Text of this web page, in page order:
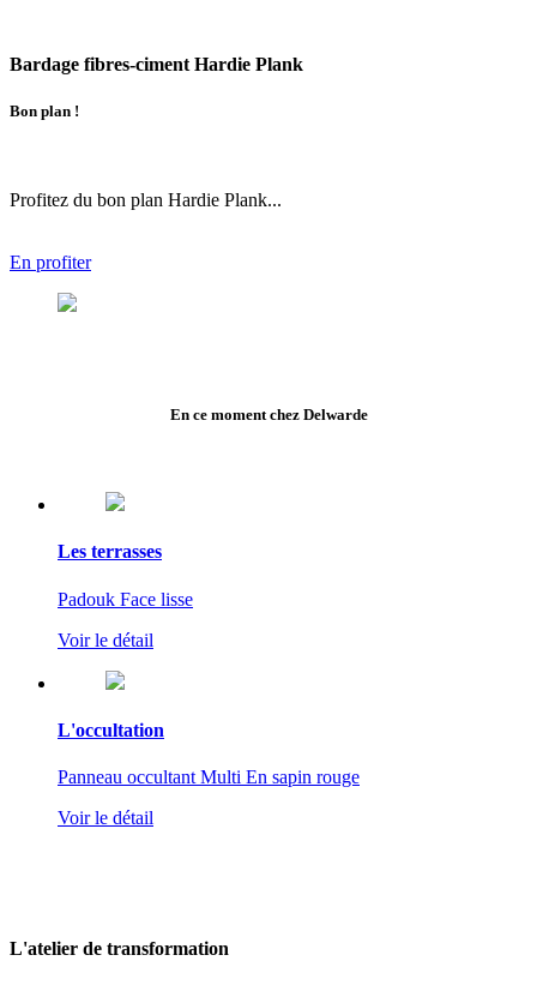
Bardage fibres-ciment Hardie Plank
Bon plan !
Profitez du bon plan Hardie Plank...
En profiter
En ce moment chez Delwarde
Les terrasses
Padouk Face lisse
Voir le détail
L'occultation
Panneau occultant Multi En sapin rouge
Voir le détail
L'atelier de transformation